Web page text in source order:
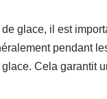
glace, il est
pendant
Cela garantit